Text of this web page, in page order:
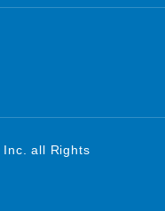
Inc. all Rights